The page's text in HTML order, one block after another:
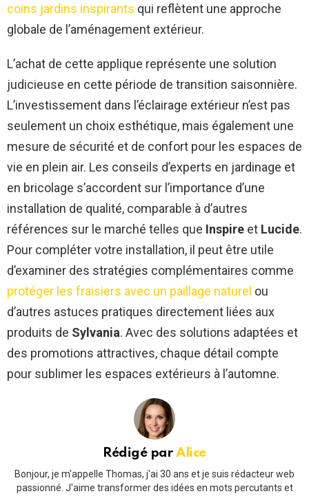
coins jardins inspirants qui reflètent une approche
globale de l’aménagement extérieur.
L’achat de cette applique représente une solution
judicieuse en cette période de transition saisonnière.
L’investissement dans l’éclairage extérieur n’est pas
seulement un choix esthétique, mais également une
mesure de sécurité et de confort pour les espaces de
vie en plein air. Les conseils d’experts en jardinage et
en bricolage s’accordent sur l’importance d’une
installation de qualité, comparable à d’autres
références sur le marché telles que Inspire et Lucide.
Pour compléter votre installation, il peut être utile
d’examiner des stratégies complémentaires comme
protéger les fraisiers avec un paillage naturel ou
d’autres astuces pratiques directement liées aux
produits de Sylvania. Avec des solutions adaptées et
des promotions attractives, chaque détail compte
pour sublimer les espaces extérieurs à l’automne.
Rédigé parAlice
Bonjour, je m'appelle Thomas, j'ai 30 ans et je suis rédacteur web
passionné. J'aime transformer des idées en mots percutants et